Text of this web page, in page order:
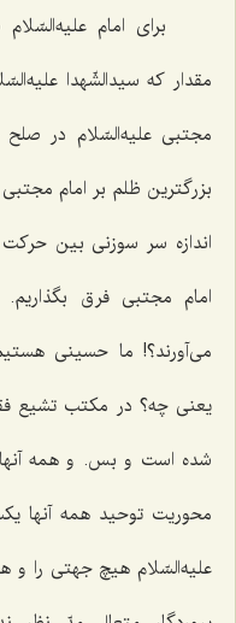
برای امام
مقدار كه سیدالشّهدا
مجتبی علیه‌السّلام در
بزرگترین ظلم بر امام
اندازه سر سوزنی بین
امام مجتبی فرق
می‌آورند؟! ما حسینی
یعنی چه؟ در مكتب تشیع
شده است و بس. و همه آنها
محوریت توحید همه آنها
علیه‌السّلام هیچ جهتی را